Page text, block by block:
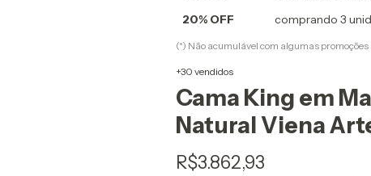
20% OFF
comprando 3
(*) Não acumulável com algumas promoções
+30 vendidos
Cama King em
Natural Viena
R$3.862,93